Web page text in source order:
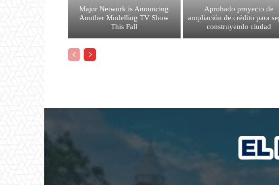
Major Network is Anouncing
Another Modelling TV Show
This Fall
Aprobado proyecto de
ampliación de crédito para
construyendo ciudad